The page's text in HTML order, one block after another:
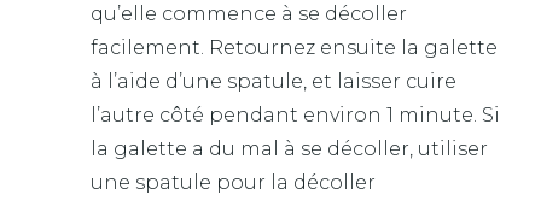
qu’elle commence à se décoller
facilement. Retournez ensuite la galette
à l’aide d’une spatule, et laisser cuire
l’autre côté pendant environ 1 minute. Si
la galette a du mal à se décoller, utiliser
une spatule pour la décoller